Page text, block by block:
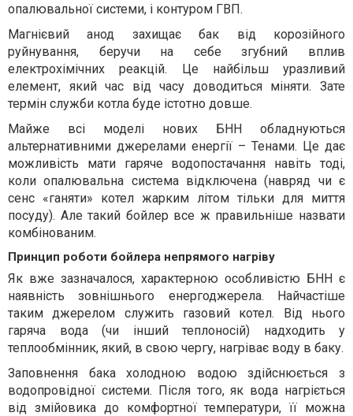
опалювальної системи, і контуром ГВП.
Магнієвий анод захищає бак від корозійного
руйнування, беручи на себе згубний вплив
електрохімічних реакцій. Це найбільш уразливий
елемент, який час від часу доводиться міняти. Зате
термін служби котла буде істотно довше.
Майже всі моделі нових БНН обладнуються
альтернативними джерелами енергії – Тенами. Це дає
можливість мати гаряче водопостачання навіть тоді,
коли опалювальна система відключена (навряд чи є
сенс «ганяти» котел жарким літом тільки для миття
посуду). Але такий бойлер все ж правильніше назвати
комбінованим.
Принцип роботи бойлера непрямого нагріву
Як вже зазначалося, характерною особливістю БНН є
наявність зовнішнього енергоджерела. Найчастіше
таким джерелом служить газовий котел. Від нього
гаряча вода (чи інший теплоносій) надходить у
теплообмінник, який, в свою чергу, нагріває воду в баку.
Заповнення бака холодною водою здійснюється з
водопровідної системи. Після того, як вода нагріється
від змійовика до комфортної температури, її можна